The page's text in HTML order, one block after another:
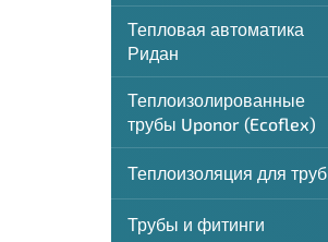
Тепловая автоматика
Ридан
Теплоизолированные
трубы Uponor (Ecoflex)
Теплоизоляция для труб
Трубы и фитинги